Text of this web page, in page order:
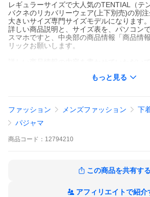
レギュラーサイズで大人気のTENTIAL（テ
バクネのリカバリーウェア(上下別売)の別
大きいサイズ専門サイズモデルになります。
詳しい商品説明と、サイズ表を、パソコン
スマホですと、中央部の商品情報「商品情
リックお願いします。
↓ ↓ ↓ ↓ ↓ ↓ ↓ ↓ ↓
もっと見る
ファッション メンズファッション
下
パジャマ
商品 コード： 12794210
この商品を共有する
アフィリエイトで紹介